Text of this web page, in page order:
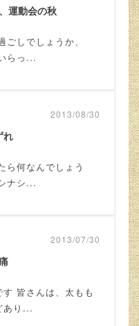
運動会の秋
しでしょうか、
らっ...
れ
ら何なんでしょう
ナシ...
2013/08/30
皆さんは、太もも
あり...
2013/07/30